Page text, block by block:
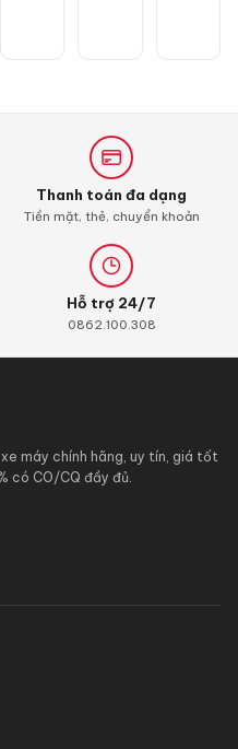
Thanh toán đa dạng
Tiền mặt, thẻ, chuyển khoản
Hỗ trợ 24/7
0862.100.308
máy chính hãng, uy tín, giá tốt
có CO/CQ đầy đủ.